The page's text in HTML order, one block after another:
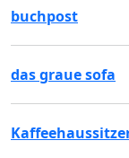
buchpost
das graue sofa